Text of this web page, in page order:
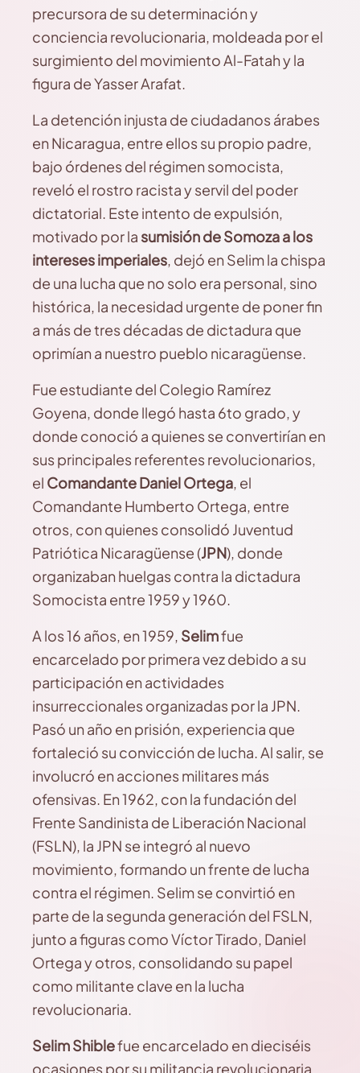
precursora de su determinación y
conciencia revolucionaria, moldeada por el
surgimiento del movimiento Al-Fatah y la
figura de Yasser Arafat.
La detención injusta de ciudadanos árabes
en Nicaragua, entre ellos su propio padre,
bajo órdenes del régimen somocista,
reveló el rostro racista y servil del poder
dictatorial. Este intento de expulsión,
motivado por la sumisión de Somoza a los
intereses imperiales, dejó en Selim la chispa
de una lucha que no solo era personal, sino
histórica, la necesidad urgente de poner fin
a más de tres décadas de dictadura que
oprimían a nuestro pueblo nicaragüense.
Fue estudiante del Colegio Ramírez
Goyena, donde llegó hasta 6to grado, y
donde conoció a quienes se convertirían en
sus principales referentes revolucionarios,
el Comandante Daniel Ortega, el
Comandante Humberto Ortega, entre
otros, con quienes consolidó Juventud
Patriótica Nicaragüense (JPN), donde
organizaban huelgas contra la dictadura
Somocista entre 1959 y 1960.
A los 16 años, en 1959, Selimfue
encarcelado por primera vez debido a su
participación en actividades
insurreccionales organizadas por la JPN.
Pasó un año en prisión, experiencia que
fortaleció su convicción de lucha. Al salir, se
involucró en acciones militares más
ofensivas. En 1962, con la fundación del
Frente Sandinista de Liberación Nacional
(FSLN), la JPN se integró al nuevo
movimiento, formando un frente de lucha
contra el régimen. Selim se convirtió en
parte de la segunda generación del FSLN,
junto a figuras como Víctor Tirado, Daniel
Ortega y otros, consolidando su papel
como militante clave en la lucha
revolucionaria.
Selim Shiblefue encarcelado en dieciséis
ocasiones por su militancia revolucionaria,